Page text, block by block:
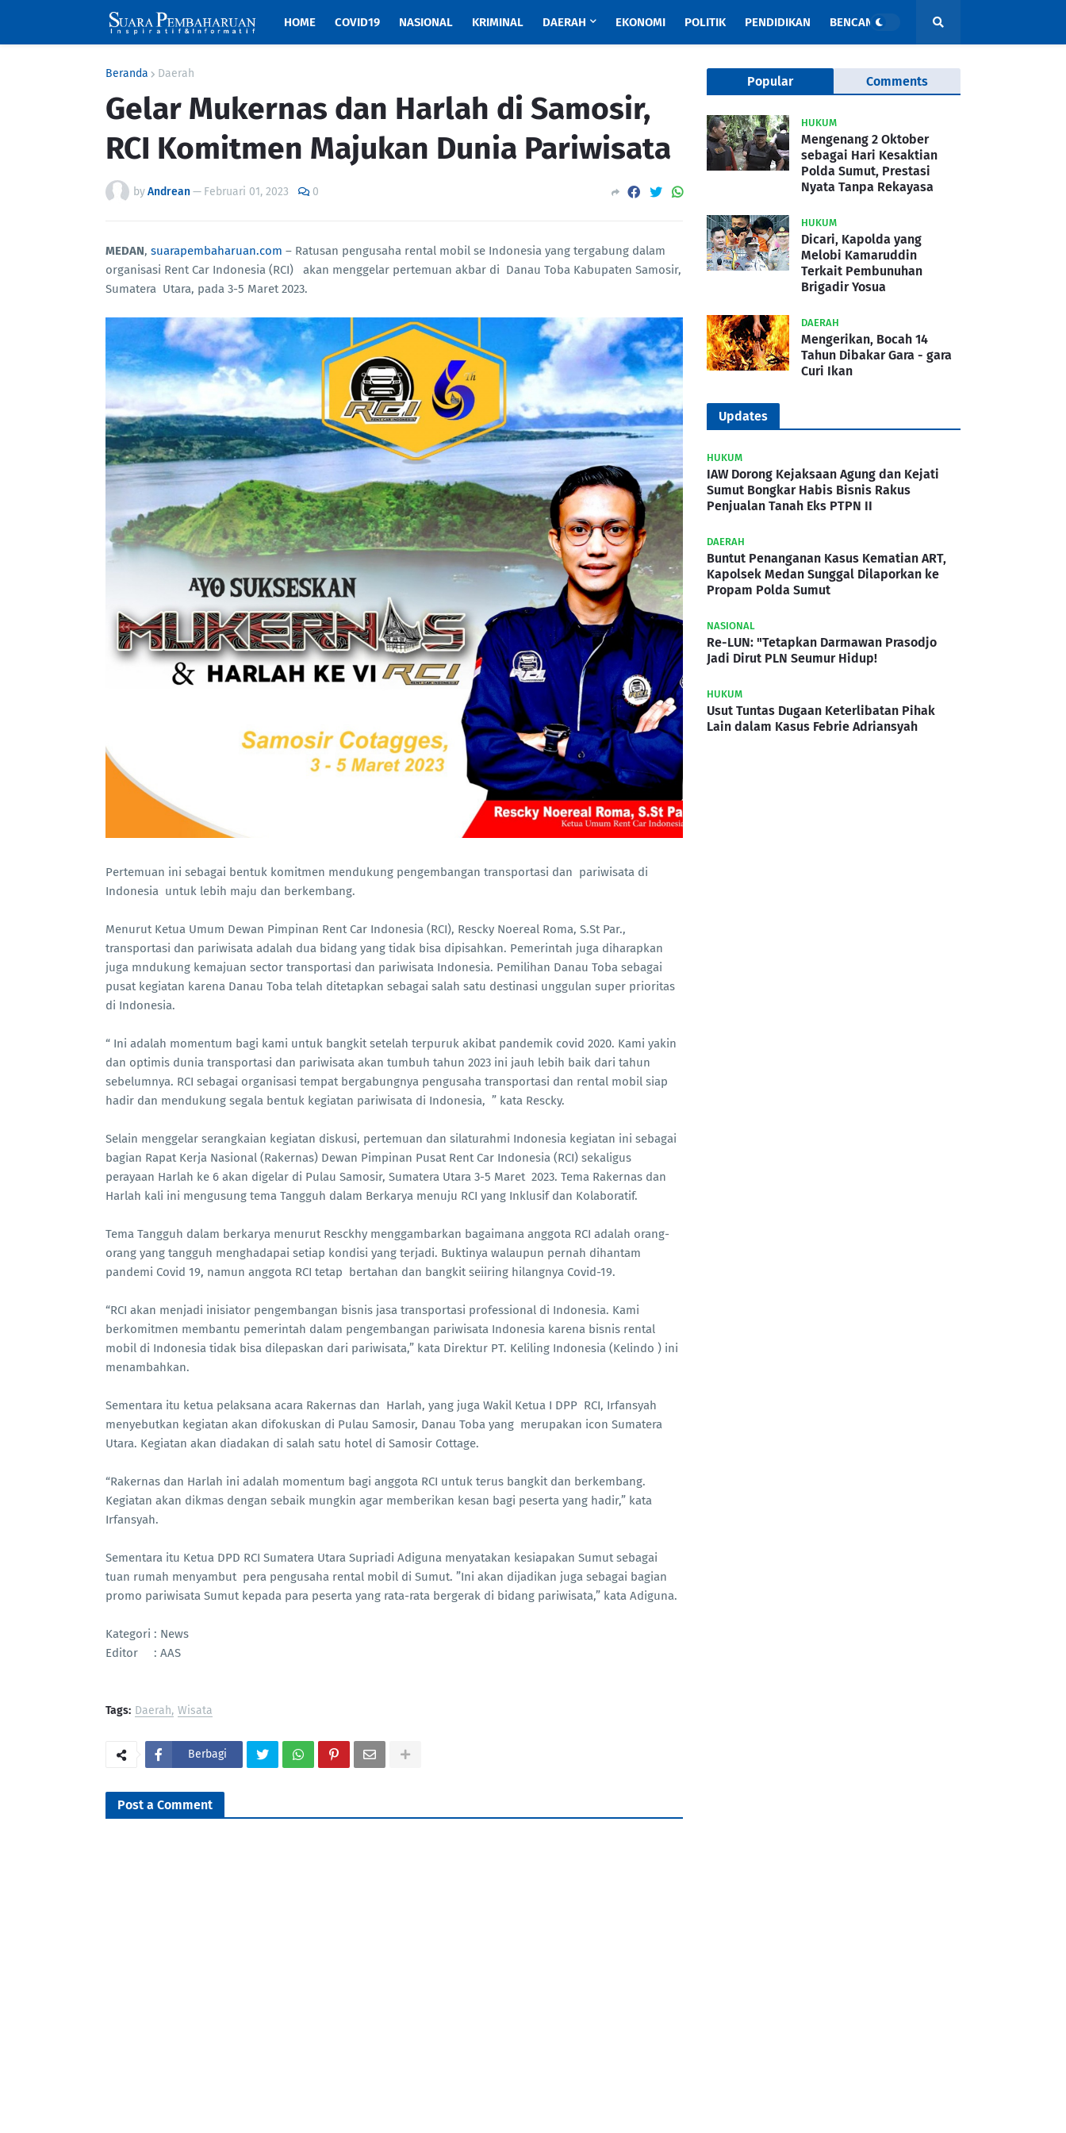
HOME COVID19 NASIONAL KRIMINAL DAERAH EKONOMI POLITIK PENDIDIKAN BENCANA
Beranda Daerah
Gelar Mukernas dan Harlah di Samosir,
RCI Komitmen Majukan Dunia Pariwisata
byAndrean— Februari 01, 2023 0
MEDAN, suarapembaharuan.com – Ratusan pengusaha rental mobil se Indonesia yang tergabung dalam
organisasi Rent Car Indonesia (RCI) akan menggelar pertemuan akbar di Danau Toba Kabupaten Samosir,
Sumatera Utara, pada 3-5 Maret 2023.
Pertemuan ini sebagai bentuk komitmen mendukung pengembangan transportasi dan pariwisata di
Indonesia untuk lebih maju dan berkembang.
Menurut Ketua Umum Dewan Pimpinan Rent Car Indonesia (RCI), Rescky Noereal Roma, S.St Par.,
transportasi dan pariwisata adalah dua bidang yang tidak bisa dipisahkan. Pemerintah juga diharapkan
juga mndukung kemajuan sector transportasi dan pariwisata Indonesia. Pemilihan Danau Toba sebagai
pusat kegiatan karena Danau Toba telah ditetapkan sebagai salah satu destinasi unggulan super prioritas
di Indonesia.
“ Ini adalah momentum bagi kami untuk bangkit setelah terpuruk akibat pandemik covid 2020. Kami yakin
dan optimis dunia transportasi dan pariwisata akan tumbuh tahun 2023 ini jauh lebih baik dari tahun
sebelumnya. RCI sebagai organisasi tempat bergabungnya pengusaha transportasi dan rental mobil siap
hadir dan mendukung segala bentuk kegiatan pariwisata di Indonesia, ” kata Rescky.
Selain menggelar serangkaian kegiatan diskusi, pertemuan dan silaturahmi Indonesia kegiatan ini sebagai
bagian Rapat Kerja Nasional (Rakernas) Dewan Pimpinan Pusat Rent Car Indonesia (RCI) sekaligus
perayaan Harlah ke 6 akan digelar di Pulau Samosir, Sumatera Utara 3-5 Maret 2023. Tema Rakernas dan
Harlah kali ini mengusung tema Tangguh dalam Berkarya menuju RCI yang Inklusif dan Kolaboratif.
Tema Tangguh dalam berkarya menurut Resckhy menggambarkan bagaimana anggota RCI adalah orang-
orang yang tangguh menghadapai setiap kondisi yang terjadi. Buktinya walaupun pernah dihantam
pandemi Covid 19, namun anggota RCI tetap bertahan dan bangkit seiiring hilangnya Covid-19.
“RCI akan menjadi inisiator pengembangan bisnis jasa transportasi professional di Indonesia. Kami
berkomitmen membantu pemerintah dalam pengembangan pariwisata Indonesia karena bisnis rental
mobil di Indonesia tidak bisa dilepaskan dari pariwisata,” kata Direktur PT. Keliling Indonesia (Kelindo ) ini
menambahkan.
Sementara itu ketua pelaksana acara Rakernas dan Harlah, yang juga Wakil Ketua I DPP RCI, Irfansyah
menyebutkan kegiatan akan difokuskan di Pulau Samosir, Danau Toba yang merupakan icon Sumatera
Utara. Kegiatan akan diadakan di salah satu hotel di Samosir Cottage.
“Rakernas dan Harlah ini adalah momentum bagi anggota RCI untuk terus bangkit dan berkembang.
Kegiatan akan dikmas dengan sebaik mungkin agar memberikan kesan bagi peserta yang hadir,” kata
Irfansyah.
Sementara itu Ketua DPD RCI Sumatera Utara Supriadi Adiguna menyatakan kesiapakan Sumut sebagai
tuan rumah menyambut pera pengusaha rental mobil di Sumut. ”Ini akan dijadikan juga sebagai bagian
promo pariwisata Sumut kepada para peserta yang rata-rata bergerak di bidang pariwisata,” kata Adiguna.
Kategori : News
Editor : AAS
Tags: Daerah Wisata
Berbagi
Post a Comment
Popular Comments
HUKUM
Mengenang 2 Oktober
sebagai Hari Kesaktian
Polda Sumut, Prestasi
Nyata Tanpa Rekayasa
HUKUM
Dicari, Kapolda yang
Melobi Kamaruddin
Terkait Pembunuhan
Brigadir Yosua
DAERAH
Mengerikan, Bocah 14
Tahun Dibakar Gara - gara
Curi Ikan
Updates
HUKUM
IAW Dorong Kejaksaan Agung dan Kejati
Sumut Bongkar Habis Bisnis Rakus
Penjualan Tanah Eks PTPN II
DAERAH
Buntut Penanganan Kasus Kematian ART,
Kapolsek Medan Sunggal Dilaporkan ke
Propam Polda Sumut
NASIONAL
Re-LUN: "Tetapkan Darmawan Prasodjo
Jadi Dirut PLN Seumur Hidup!
HUKUM
Usut Tuntas Dugaan Keterlibatan Pihak
Lain dalam Kasus Febrie Adriansyah